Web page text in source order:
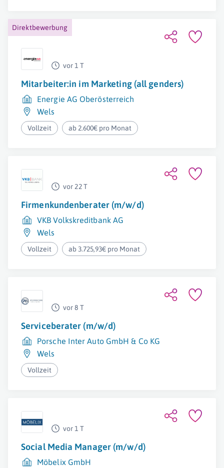
Direktbewerbung
vor 1 T
Mitarbeiter:in im Marketing (all genders)
Energie AG Oberösterreich
Wels
Vollzeit ab 2.600€ pro Monat
vor 22 T
Firmenkundenberater (m/w/d)
VKB Volkskreditbank AG
Wels
Vollzeit ab 3.725,93€ pro Monat
vor 8 T
Serviceberater (m/w/d)
Porsche Inter Auto GmbH & Co KG
Wels
Vollzeit
vor 1 T
Social Media Manager (m/w/d)
Möbelix GmbH